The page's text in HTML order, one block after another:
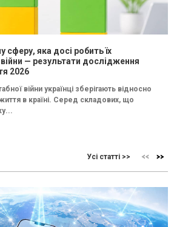
сферу, яка досі робить їх
— результати дослідження
2026
війни українці зберігають відносно
в країні. Серед складових, що
Усі статті >>